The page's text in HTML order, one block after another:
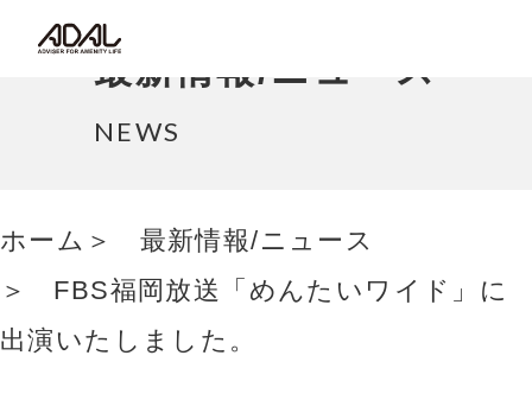
コラム
最新情報/ニュース
採用情報
最新情報/ニュース
NEWS
ホーム
最新情報/ニュース
FBS福岡放送「めんたいワイド」に
出演いたしました。